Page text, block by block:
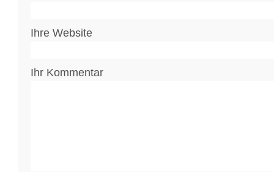
Ihre Website
Ihr Kommentar